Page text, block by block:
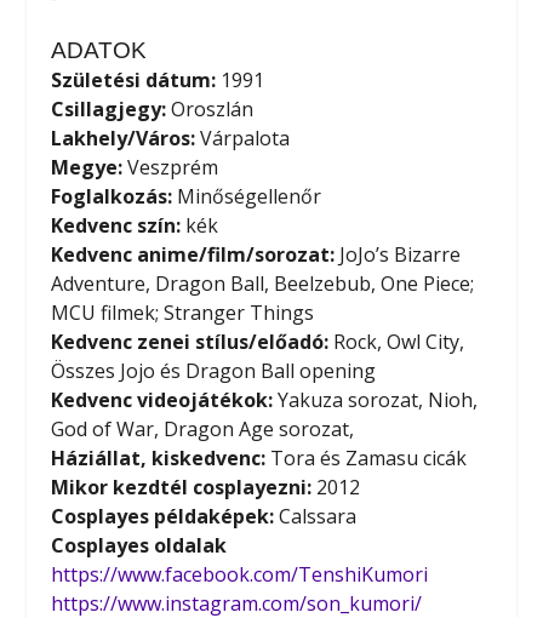
ADATOK
Születési dátum: 1991
Csillagjegy:Oroszlán
Lakhely/Város:Várpalota
Megye:Veszprém
Foglalkozás: Minőségellenőr
Kedvenc szín: kék
Kedvenc anime/film/sorozat: JoJo’s Bizarre
Adventure, Dragon Ball, Beelzebub, One Piece;
MCU filmek; Stranger Things
Kedvenc zenei stílus/előadó: Rock, Owl City,
Összes Jojo és Dragon Ball opening
Kedvenc videojátékok:Yakuza sorozat, Nioh,
God of War, Dragon Age sorozat,
Háziállat, kiskedvenc: Tora és Zamasu cicák
Mikor kezdtél cosplayezni: 2012
Cosplayes példaképek:Calssara
Cosplayes oldalak
https://www.facebook.com/TenshiKumori
https://www.instagram.com/son_kumori/